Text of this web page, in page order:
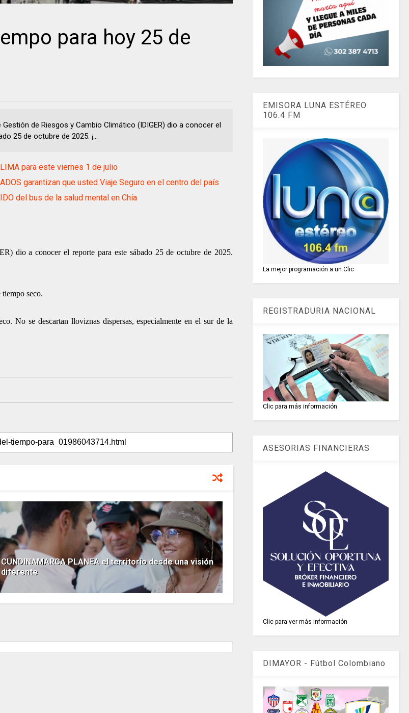
para hoy 25 de
de Riesgos y Cambio Climático (IDIGER) dio a conocer el
25 de octubre de 2025. ¡...
para este viernes 1 de julio
garantizan que usted Viaje Seguro en el centro del país
del bus de la salud mental en Chía
dio a conocer el reporte para este sábado 25 de octubre de 2025.
seco.
No se descartan lloviznas dispersas, especialmente en el sur de la
CUNDINAMARCA PLANEA el territorio desde una visión
diferente
EMISORA LUNA ESTÉREO
106.4 FM
La mejor programación a un Clic
REGISTRADURIA NACIONAL
Clic para más información
ASESORIAS FINANCIERAS
Clic para ver más información
DIMAYOR - Fútbol Colombiano